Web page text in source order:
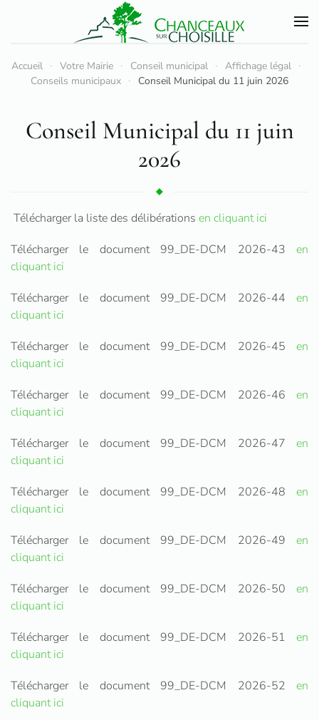
Accéder au contenu principal
Accueil Votre Mairie Conseil municipal
Affichage légal
Conseils municipaux
Conseil Municipal du 11 juin 2026
Conseil Municipal du 11 juin
2026
Télécharger la liste des délibérations en cliquant ici
Télécharger le document 99_DE-DCM 2026-43 en
cliquant ici
Télécharger le document 99_DE-DCM 2026-44 en
cliquant ici
Télécharger le document 99_DE-DCM 2026-45 en
cliquant ici
Télécharger le document 99_DE-DCM 2026-46 en
cliquant ici
Télécharger le document 99_DE-DCM 2026-47 en
cliquant ici
Télécharger le document 99_DE-DCM 2026-48 en
cliquant ici
Télécharger le document 99_DE-DCM 2026-49 en
cliquant ici
Télécharger le document 99_DE-DCM 2026-50 en
cliquant ici
Télécharger le document 99_DE-DCM 2026-51 en
cliquant ici
Télécharger le document 99_DE-DCM 2026-52 en
cliquant ici